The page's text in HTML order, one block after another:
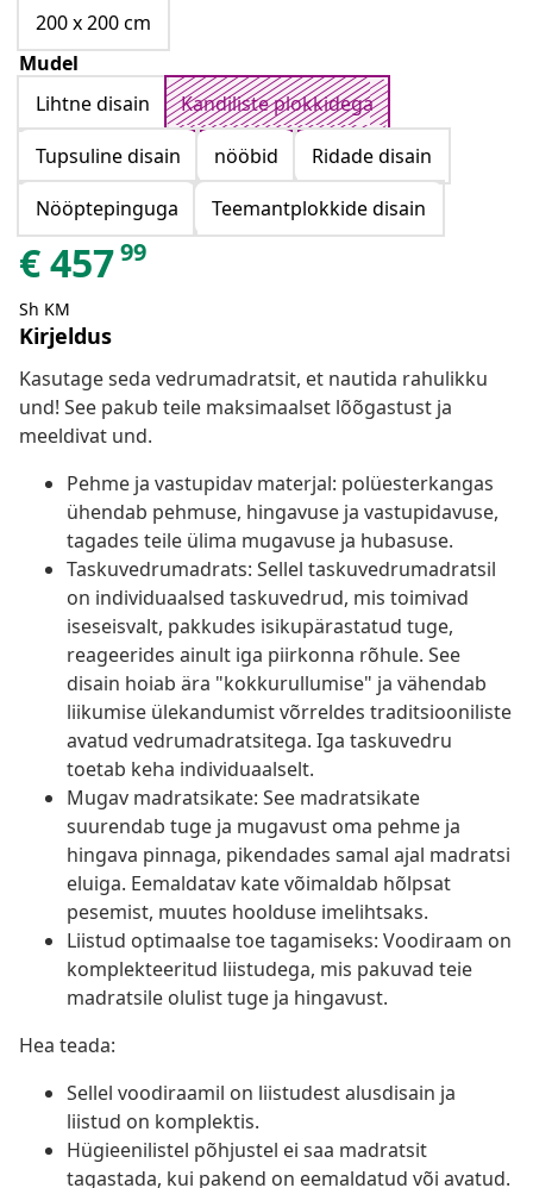
200 x 200 cm
Mudel
Lihtne disain
Kandiliste plokkidega
Tupsuline disain
nööbid
Ridade disain
Nööptepinguga
Teemantplokkide disain
€45799
Sh KM
Kirjeldus
Kasutage seda vedrumadratsit, et nautida rahulikku
und! See pakub teile maksimaalset lõõgastust ja
meeldivat und.
Pehme ja vastupidav materjal: polüesterkangas
ühendab pehmuse, hingavuse ja vastupidavuse,
tagades teile ülima mugavuse ja hubasuse.
Taskuvedrumadrats: Sellel taskuvedrumadratsil
on individuaalsed taskuvedrud, mis toimivad
iseseisvalt, pakkudes isikupärastatud tuge,
reageerides ainult iga piirkonna rõhule. See
disain hoiab ära "kokkurullumise" ja vähendab
liikumise ülekandumist võrreldes traditsiooniliste
avatud vedrumadratsitega. Iga taskuvedru
toetab keha individuaalselt.
Mugav madratsikate: See madratsikate
suurendab tuge ja mugavust oma pehme ja
hingava pinnaga, pikendades samal ajal madratsi
eluiga. Eemaldatav kate võimaldab hõlpsat
pesemist, muutes hoolduse imelihtsaks.
Liistud optimaalse toe tagamiseks: Voodiraam on
komplekteeritud liistudega, mis pakuvad teie
madratsile olulist tuge ja hingavust.
Hea teada:
Sellel voodiraamil on liistudest alusdisain ja
liistud on komplektis.
Hügieenilistel põhjustel ei saa madratsit
tagastada, kui pakend on eemaldatud või avatud.